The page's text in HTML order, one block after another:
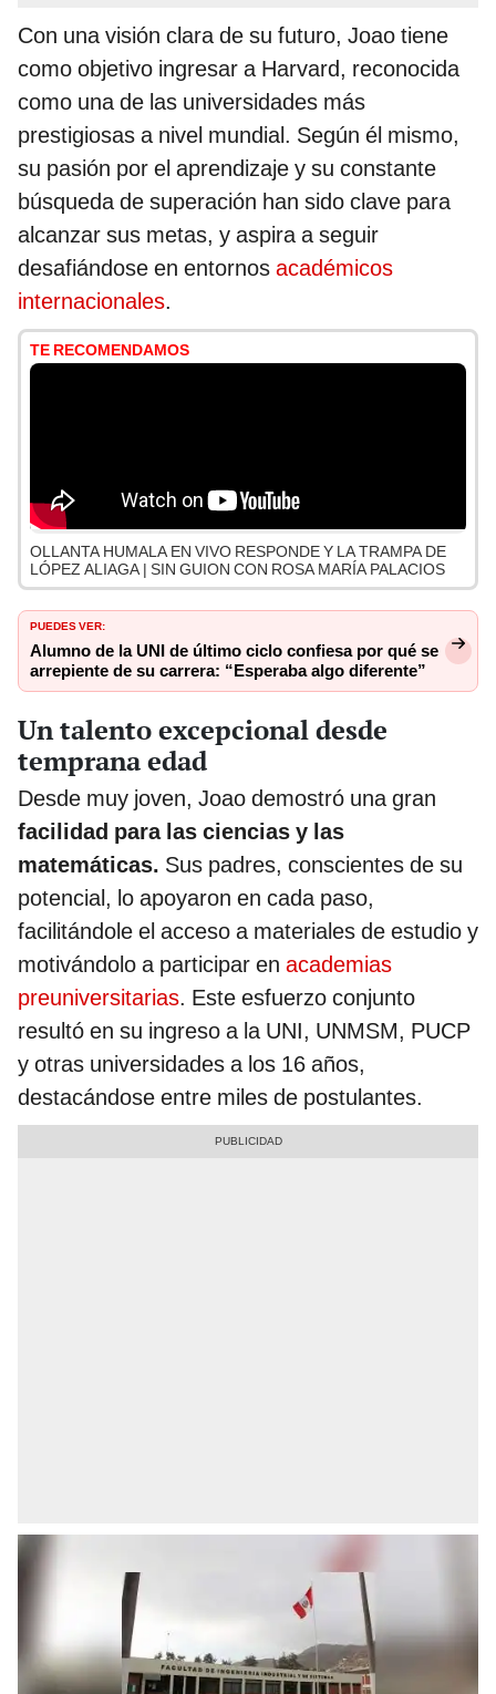
Con una visión clara de su futuro, Joao tiene
como objetivo ingresar a Harvard, reconocida
como una de las universidades más
prestigiosas a nivel mundial. Según él mismo,
su pasión por el aprendizaje y su constante
búsqueda de superación han sido clave para
alcanzar sus metas, y aspira a seguir
desafiándose en entornos académicos
internacionales.
TE RECOMENDAMOS
OLLANTA HUMALA EN VIVO RESPONDE Y LA TRAMPA DE
LÓPEZ ALIAGA | SIN GUION CON ROSA MARÍA PALACIOS
PUEDES VER:
Alumno de la UNI de último ciclo confiesa por qué se
arrepiente de su carrera: “Esperaba algo diferente”
Un talento excepcional desde
temprana edad
Desde muy joven, Joao demostró una gran
facilidad para las ciencias y las
matemáticas. Sus padres, conscientes de su
potencial, lo apoyaron en cada paso,
facilitándole el acceso a materiales de estudio y
motivándolo a participar en academias
preuniversitarias. Este esfuerzo conjunto
resultó en su ingreso a la UNI, UNMSM, PUCP
y otras universidades a los 16 años,
destacándose entre miles de postulantes.